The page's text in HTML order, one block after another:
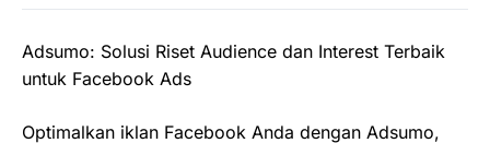
Adsumo: Solusi Riset Audience dan Interest Terbaik
untuk Facebook Ads
Optimalkan iklan Facebook Anda dengan Adsumo,